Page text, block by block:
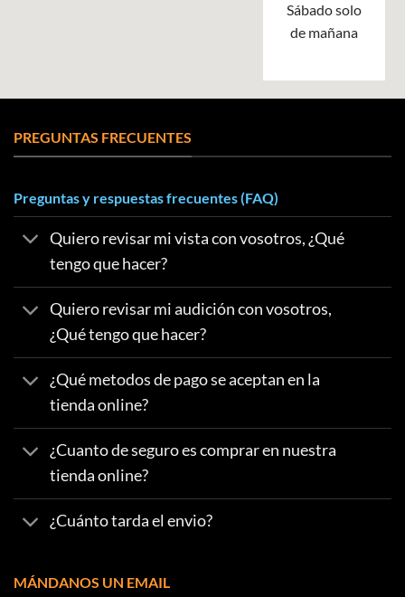
Sábado solo
de mañana
PREGUNTAS FRECUENTES
Preguntas y respuestas frecuentes (FAQ)
Quiero revisar mi vista con vosotros, ¿Qué
tengo que hacer?
Quiero revisar mi audición con vosotros,
¿Qué tengo que hacer?
¿Qué metodos de pago se aceptan en la
tienda online?
¿Cuanto de seguro es comprar en nuestra
tienda online?
¿Cuánto tarda el envio?
MÁNDANOS UN EMAIL